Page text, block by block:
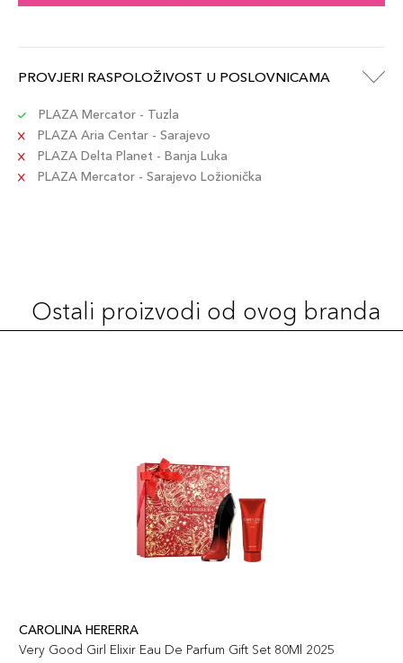
PROVJERI RASPOLOŽIVOST U POSLOVNICAMA
PLAZA Mercator - Tuzla
PLAZA Aria Centar - Sarajevo
PLAZA Delta Planet - Banja Luka
PLAZA Mercator - Sarajevo Ložionička
Ostali proizvodi od ovog branda
CAROLINA HERERRA
Very Good Girl Elixir Eau De Parfum Gift Set 80Ml 2025